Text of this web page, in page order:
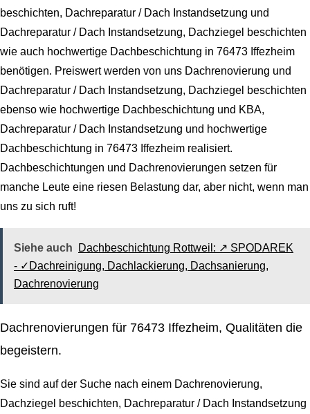
beschichten, Dachreparatur / Dach Instandsetzung und
Dachreparatur / Dach Instandsetzung, Dachziegel beschichten
wie auch hochwertige Dachbeschichtung in 76473 Iffezheim
benötigen. Preiswert werden von uns Dachrenovierung und
Dachreparatur / Dach Instandsetzung, Dachziegel beschichten
ebenso wie hochwertige Dachbeschichtung und KBA,
Dachreparatur / Dach Instandsetzung und hochwertige
Dachbeschichtung in 76473 Iffezheim realisiert.
Dachbeschichtungen und Dachrenovierungen setzen für
manche Leute eine riesen Belastung dar, aber nicht, wenn man
uns zu sich ruft!
Siehe auch
Dachbeschichtung Rottweil: ↗️ SPODAREK
- ✓Dachreinigung, Dachlackierung, Dachsanierung,
Dachrenovierung
Dachrenovierungen für 76473 Iffezheim, Qualitäten die
begeistern.
Sie sind auf der Suche nach einem Dachrenovierung,
Dachziegel beschichten, Dachreparatur / Dach Instandsetzung